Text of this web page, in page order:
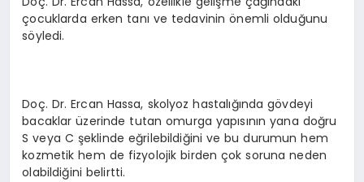
çocuklarda erken tanı ve tedavinin önemli olduğunu
söyledi.
Doç. Dr. Ercan Hassa, skolyoz hastalığında gövdeyi
bacaklar üzerinde tutan omurga yapısının yana doğru
S veya C şeklinde eğrilebildiğini ve bu durumun hem
kozmetik hem de fizyolojik birden çok soruna neden
olabildiğini belirtti.